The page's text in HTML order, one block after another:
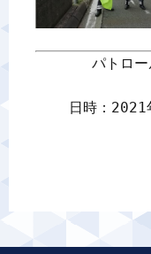
パトロ
日時：